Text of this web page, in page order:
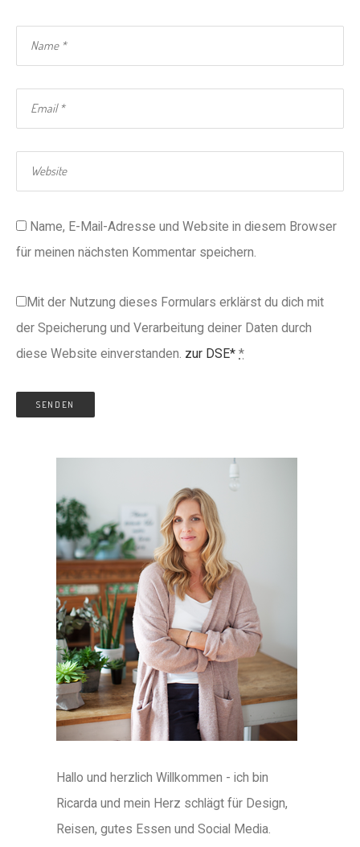
Name, E-Mail-Adresse und Website in diesem Browser
für meinen nächsten Kommentar speichern.
Mit der Nutzung dieses Formulars erklärst du dich mit
der Speicherung und Verarbeitung deiner Daten durch
diese Website einverstanden. zur DSE* *
Hallo und herzlich Willkommen - ich bin
Ricarda und mein Herz schlägt für Design,
Reisen, gutes Essen und Social Media.